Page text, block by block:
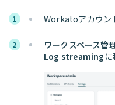
1 Workatoアカウン
2
ワークスペース
Log streaming に